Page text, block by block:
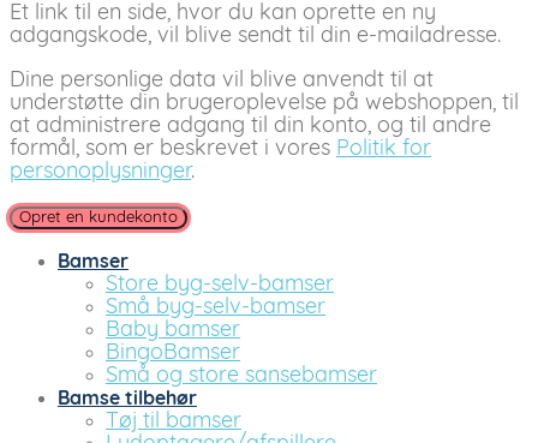
Et link til en side, hvor du kan oprette en ny
adgangskode, vil blive sendt til din e-mailadresse.
Dine personlige data vil blive anvendt til at
understøtte din brugeroplevelse på webshoppen, til
at administrere adgang til din konto, og til andre
formål, som er beskrevet i vores Politik for
personoplysninger.
Opret en kundekonto
Bamser
Store byg-selv-bamser
Små byg-selv-bamser
Baby bamser
BingoBamser
Små og store sansebamser
Bamse tilbehør
Tøj til bamser